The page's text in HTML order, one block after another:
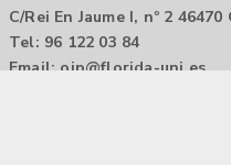
C/Rei En Jaume I, nº 2
Tel: 96 122 03 84
Email: oip@florida-uni.es